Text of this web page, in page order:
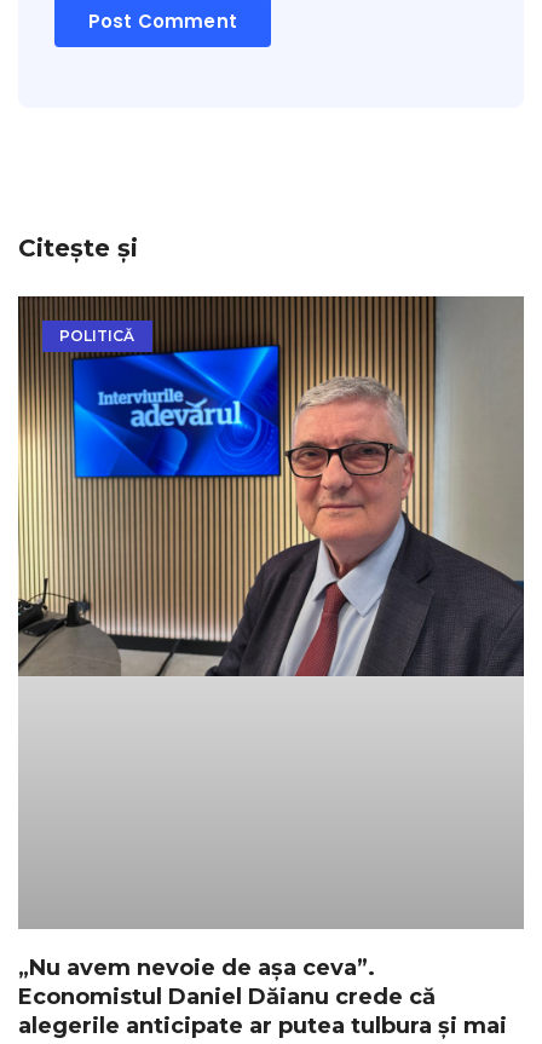
Citește și
POLITICĂ
„Nu avem nevoie de așa ceva”.
Economistul Daniel Dăianu crede că
alegerile anticipate ar putea tulbura și mai